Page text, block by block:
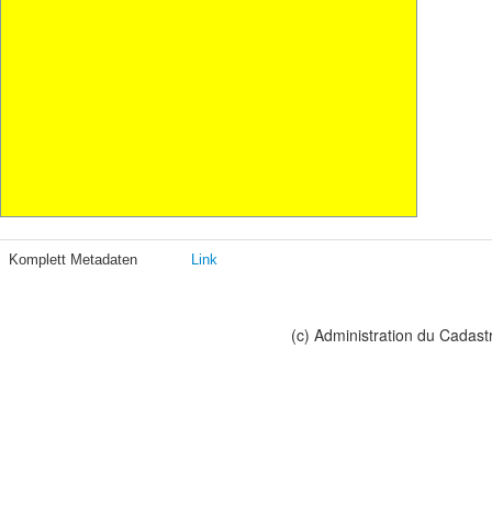
Komplett Metadaten Link
(c) Administration du